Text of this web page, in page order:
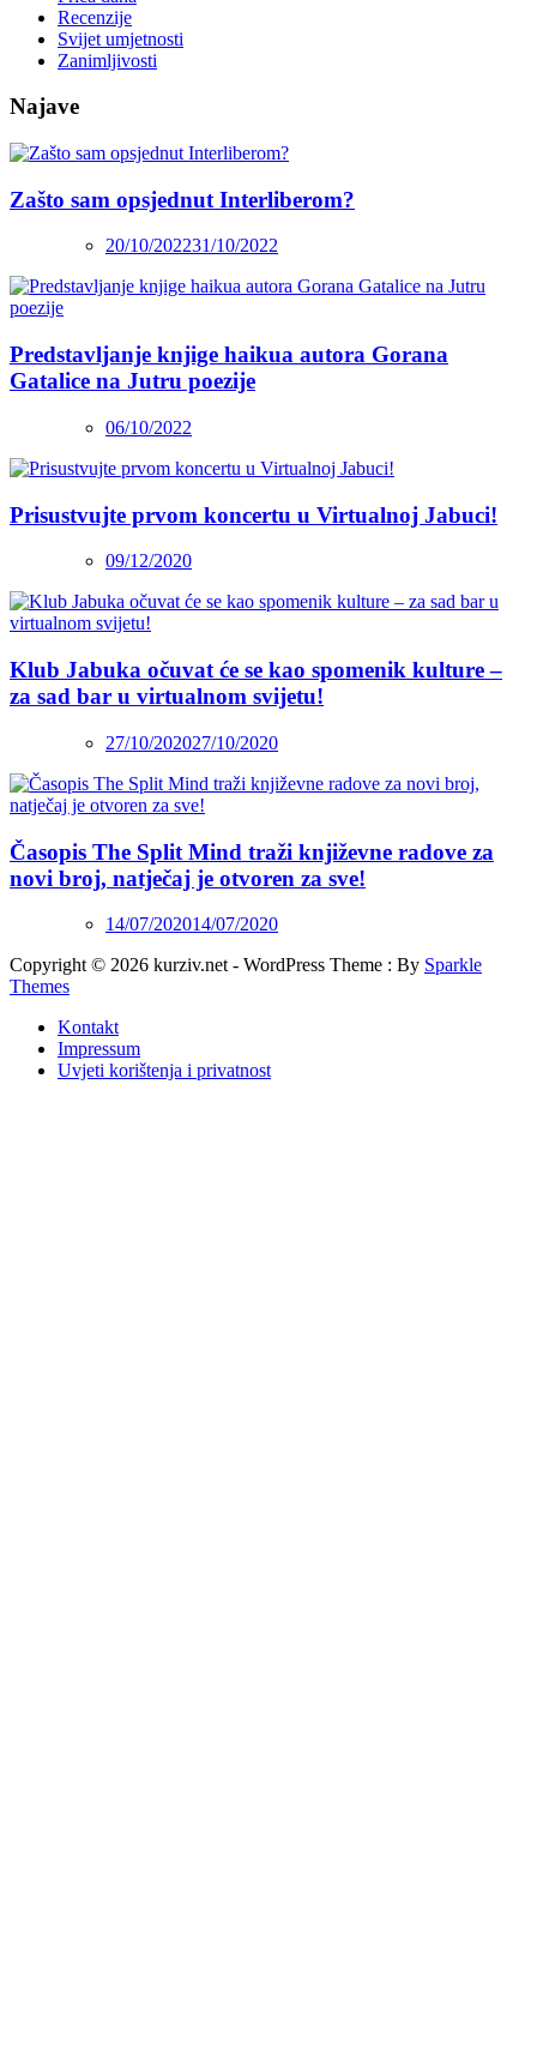
Recenzije
Svijet umjetnosti
Zanimljivosti
Najave
Zašto sam opsjednut Interliberom?
20/10/202231/10/2022
Predstavljanje knjige haikua autora Gorana
Gatalice na Jutru poezije
06/10/2022
Prisustvujte prvom koncertu u Virtualnoj Jabuci!
09/12/2020
Klub Jabuka očuvat će se kao spomenik kulture –
za sad bar u virtualnom svijetu!
27/10/202027/10/2020
Časopis The Split Mind traži književne radove za
novi broj, natječaj je otvoren za sve!
14/07/202014/07/2020
Copyright © 2026 kurziv.net - WordPress Theme : By Sparkle
Themes
Kontakt
Impressum
Uvjeti korištenja i privatnost